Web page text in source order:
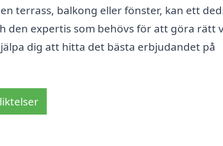
terrass, balkong eller fönster, kan ett
den expertis som behövs för att göra rätt
dig att hitta det bästa erbjudandet på